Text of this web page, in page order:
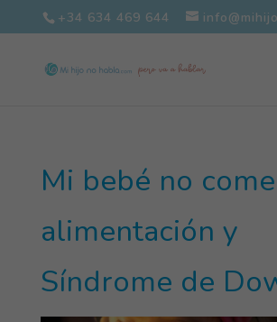
+34 634 469 644
Mi bebé no
alimentación y
Síndrome de